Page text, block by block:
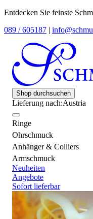
Entdecken Sie feinste
089 / 605187 |
Shop durchsuchen
Lieferung nach:Austria
Ringe
Ohrschmuck
Anhänger & Colliers
Armschmuck
Neuheiten
Angebote
Sofort lieferbar